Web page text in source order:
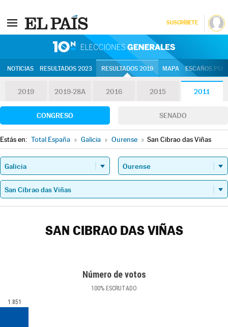
SUSCRÍBETE
NOTICIAS RESULTADOS 2023 RESULTADOS 2019 MAPA ESCAÑOS
2019 2019-28A 2016 2015 2011
CONGRESO SENADO
Estás en: Total España » Galicia » Ourense » San Cibrao das Viñas
SAN CIBRAO DAS VIÑAS
Número de votos
100% ESCRUTADO
1.851